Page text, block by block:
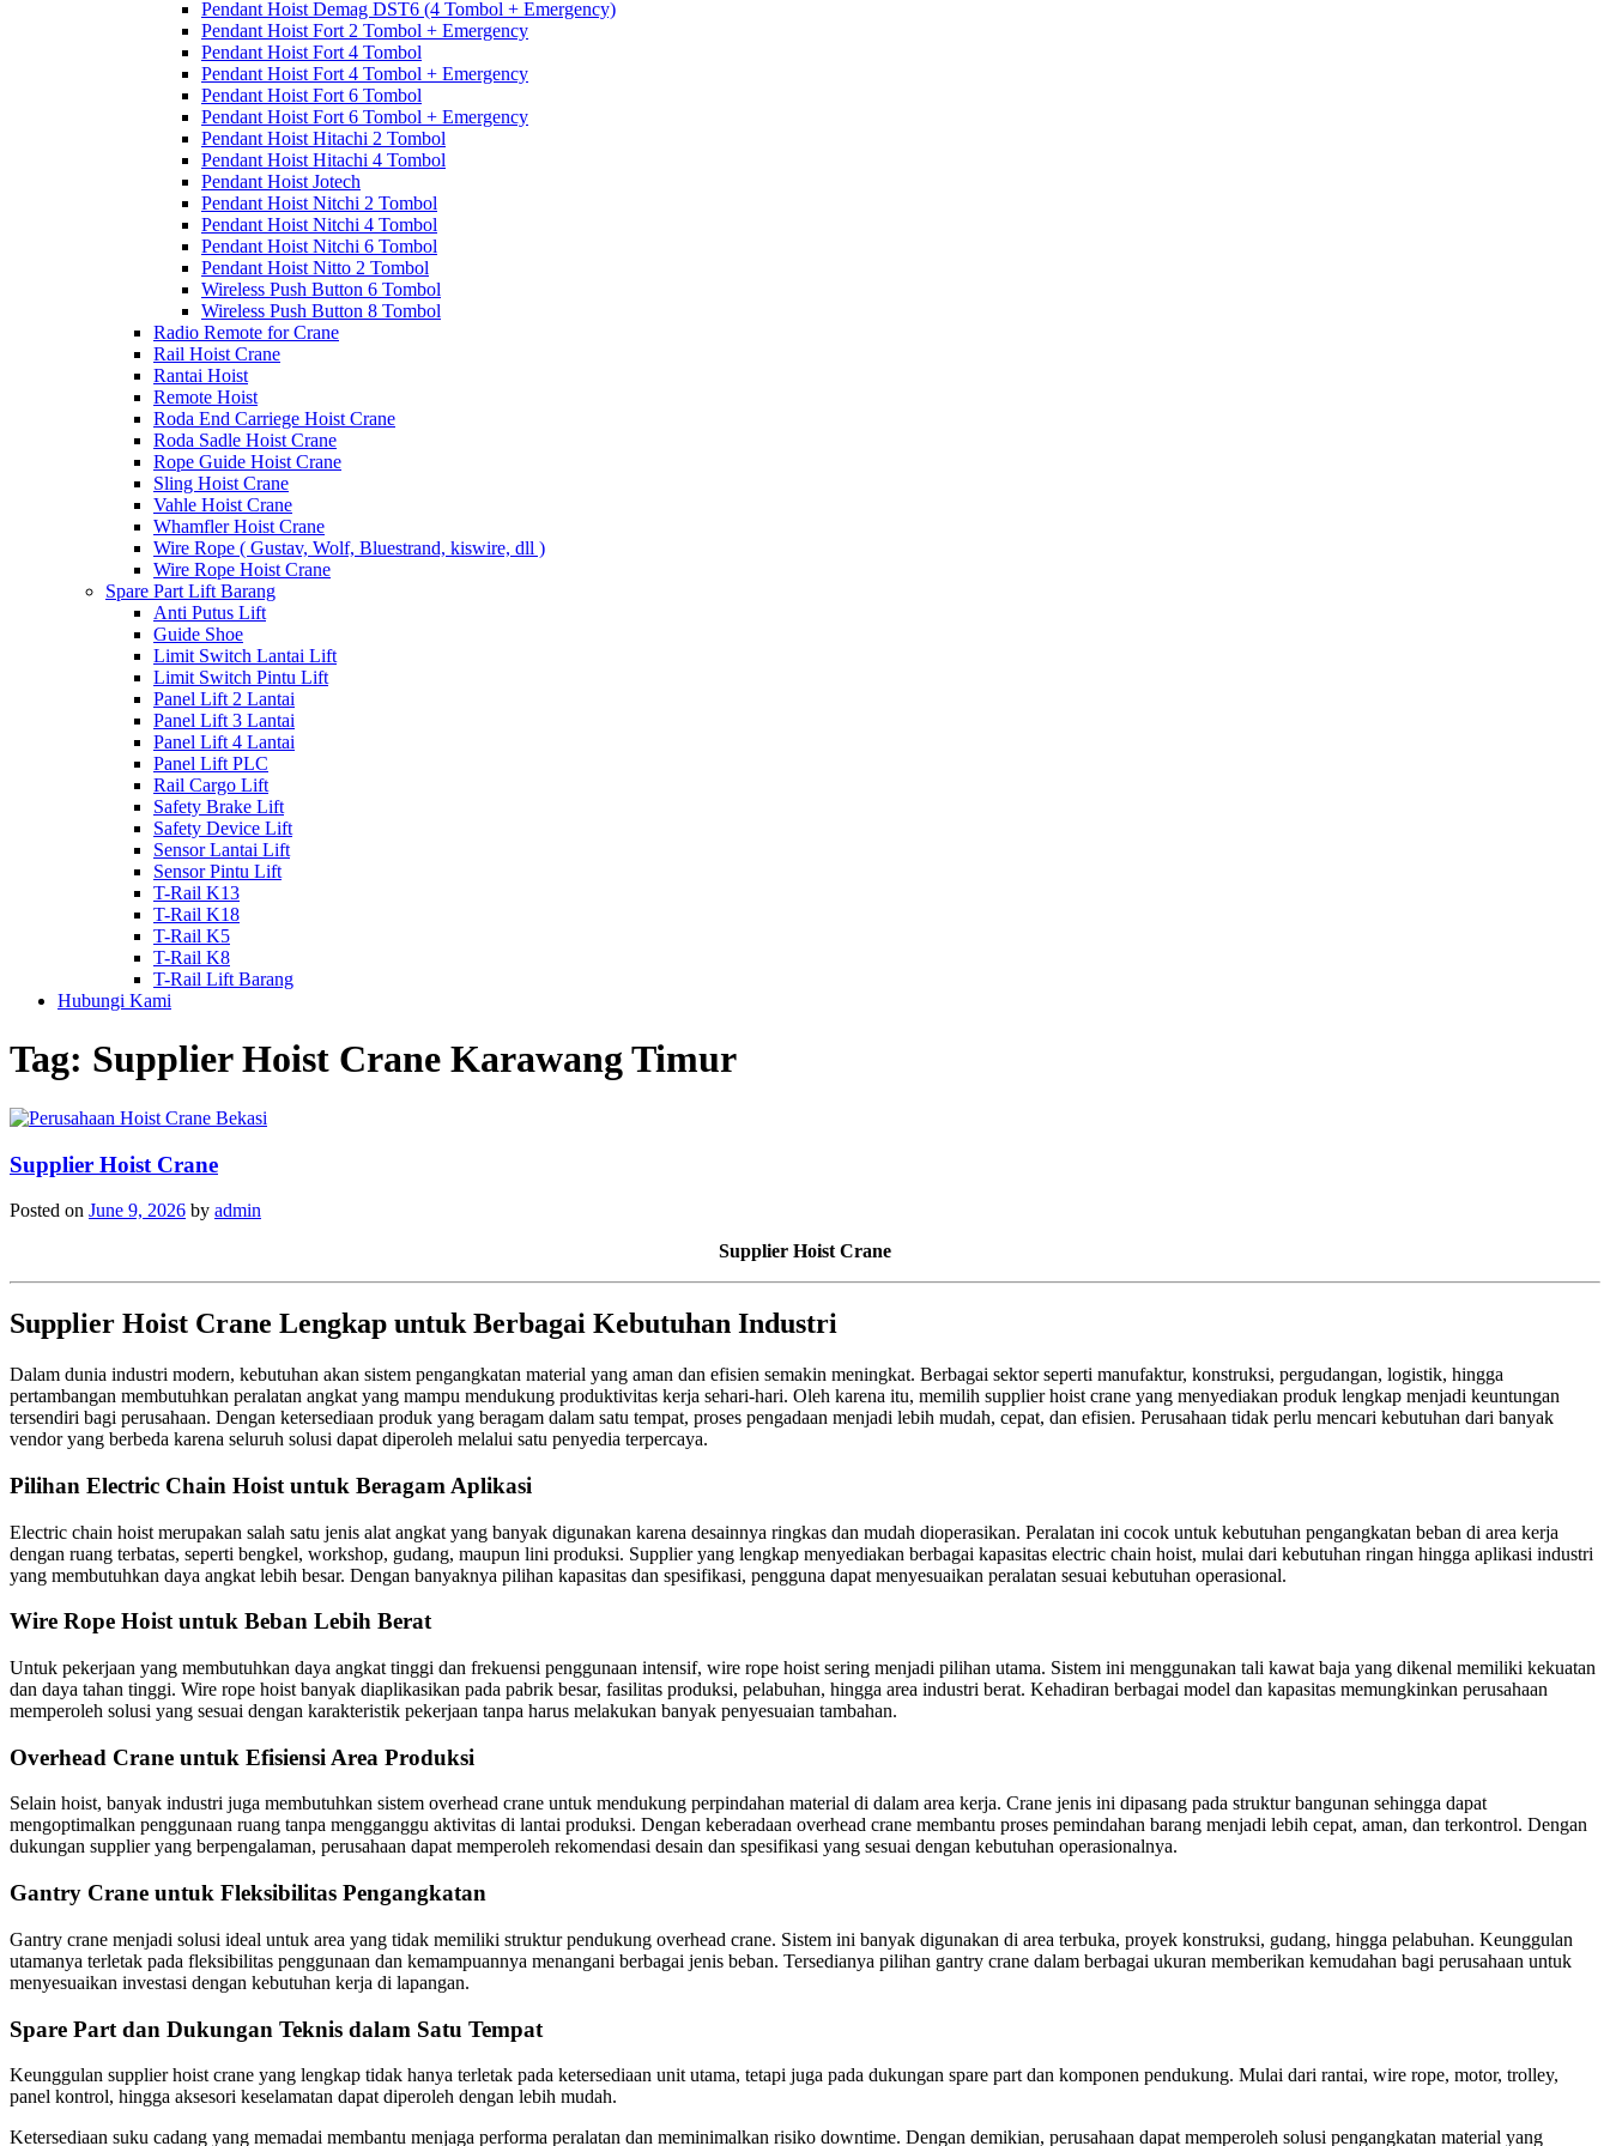
Pendant Hoist Demag DST6 (4 Tombol + Emergency)
Pendant Hoist Fort 2 Tombol + Emergency
Pendant Hoist Fort 4 Tombol
Pendant Hoist Fort 4 Tombol + Emergency
Pendant Hoist Fort 6 Tombol
Pendant Hoist Fort 6 Tombol + Emergency
Pendant Hoist Hitachi 2 Tombol
Pendant Hoist Hitachi 4 Tombol
Pendant Hoist Jotech
Pendant Hoist Nitchi 2 Tombol
Pendant Hoist Nitchi 4 Tombol
Pendant Hoist Nitchi 6 Tombol
Pendant Hoist Nitto 2 Tombol
Wireless Push Button 6 Tombol
Wireless Push Button 8 Tombol
Radio Remote for Crane
Rail Hoist Crane
Rantai Hoist
Remote Hoist
Roda End Carriege Hoist Crane
Roda Sadle Hoist Crane
Rope Guide Hoist Crane
Sling Hoist Crane
Vahle Hoist Crane
Whamfler Hoist Crane
Wire Rope ( Gustav, Wolf, Bluestrand, kiswire, dll )
Wire Rope Hoist Crane
Spare Part Lift Barang
Anti Putus Lift
Guide Shoe
Limit Switch Lantai Lift
Limit Switch Pintu Lift
Panel Lift 2 Lantai
Panel Lift 3 Lantai
Panel Lift 4 Lantai
Panel Lift PLC
Rail Cargo Lift
Safety Brake Lift
Safety Device Lift
Sensor Lantai Lift
Sensor Pintu Lift
T-Rail K13
T-Rail K18
T-Rail K5
T-Rail K8
T-Rail Lift Barang
Hubungi Kami
Tag: Supplier Hoist Crane Karawang Timur
Supplier Hoist Crane
Posted on June 9, 2026 by admin
Supplier Hoist Crane
Supplier Hoist Crane Lengkap untuk Berbagai Kebutuhan Industri
Dalam dunia industri modern, kebutuhan akan sistem pengangkatan material yang aman dan efisien semakin meningkat. Berbagai sektor seperti manufaktur, konstruksi, pergudangan, logistik, hingga
pertambangan membutuhkan peralatan angkat yang mampu mendukung produktivitas kerja sehari-hari. Oleh karena itu, memilih supplier hoist crane yang menyediakan produk lengkap menjadi keuntungan
tersendiri bagi perusahaan. Dengan ketersediaan produk yang beragam dalam satu tempat, proses pengadaan menjadi lebih mudah, cepat, dan efisien. Perusahaan tidak perlu mencari kebutuhan dari banyak
vendor yang berbeda karena seluruh solusi dapat diperoleh melalui satu penyedia terpercaya.
Pilihan Electric Chain Hoist untuk Beragam Aplikasi
Electric chain hoist merupakan salah satu jenis alat angkat yang banyak digunakan karena desainnya ringkas dan mudah dioperasikan. Peralatan ini cocok untuk kebutuhan pengangkatan beban di area kerja
dengan ruang terbatas, seperti bengkel, workshop, gudang, maupun lini produksi. Supplier yang lengkap menyediakan berbagai kapasitas electric chain hoist, mulai dari kebutuhan ringan hingga aplikasi industri
yang membutuhkan daya angkat lebih besar. Dengan banyaknya pilihan kapasitas dan spesifikasi, pengguna dapat menyesuaikan peralatan sesuai kebutuhan operasional.
Wire Rope Hoist untuk Beban Lebih Berat
Untuk pekerjaan yang membutuhkan daya angkat tinggi dan frekuensi penggunaan intensif, wire rope hoist sering menjadi pilihan utama. Sistem ini menggunakan tali kawat baja yang dikenal memiliki kekuatan
dan daya tahan tinggi. Wire rope hoist banyak diaplikasikan pada pabrik besar, fasilitas produksi, pelabuhan, hingga area industri berat. Kehadiran berbagai model dan kapasitas memungkinkan perusahaan
memperoleh solusi yang sesuai dengan karakteristik pekerjaan tanpa harus melakukan banyak penyesuaian tambahan.
Overhead Crane untuk Efisiensi Area Produksi
Selain hoist, banyak industri juga membutuhkan sistem overhead crane untuk mendukung perpindahan material di dalam area kerja. Crane jenis ini dipasang pada struktur bangunan sehingga dapat
mengoptimalkan penggunaan ruang tanpa mengganggu aktivitas di lantai produksi. Dengan keberadaan overhead crane membantu proses pemindahan barang menjadi lebih cepat, aman, dan terkontrol. Dengan
dukungan supplier yang berpengalaman, perusahaan dapat memperoleh rekomendasi desain dan spesifikasi yang sesuai dengan kebutuhan operasionalnya.
Gantry Crane untuk Fleksibilitas Pengangkatan
Gantry crane menjadi solusi ideal untuk area yang tidak memiliki struktur pendukung overhead crane. Sistem ini banyak digunakan di area terbuka, proyek konstruksi, gudang, hingga pelabuhan. Keunggulan
utamanya terletak pada fleksibilitas penggunaan dan kemampuannya menangani berbagai jenis beban. Tersedianya pilihan gantry crane dalam berbagai ukuran memberikan kemudahan bagi perusahaan untuk
menyesuaikan investasi dengan kebutuhan kerja di lapangan.
Spare Part dan Dukungan Teknis dalam Satu Tempat
Keunggulan supplier hoist crane yang lengkap tidak hanya terletak pada ketersediaan unit utama, tetapi juga pada dukungan spare part dan komponen pendukung. Mulai dari rantai, wire rope, motor, trolley,
panel kontrol, hingga aksesori keselamatan dapat diperoleh dengan lebih mudah.
Ketersediaan suku cadang yang memadai membantu menjaga performa peralatan dan meminimalkan risiko downtime. Dengan demikian, perusahaan dapat memperoleh solusi pengangkatan material yang